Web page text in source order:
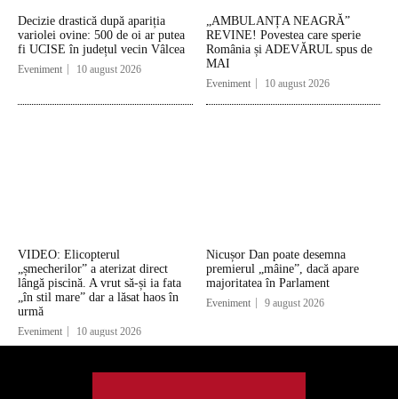
Decizie drastică după apariția
variolei ovine: 500 de oi ar putea
fi UCISE în județul vecin Vâlcea
Eveniment 10 august 2026
„AMBULANȚA NEAGRĂ”
REVINE! Povestea care sperie
România și ADEVĂRUL spus de
MAI
Eveniment 10 august 2026
VIDEO: Elicopterul
„șmecherilor” a aterizat direct
lângă piscină. A vrut să-și ia fata
„în stil mare” dar a lăsat haos în
urmă
Eveniment 10 august 2026
Nicușor Dan poate desemna
premierul „mâine”, dacă apare
majoritatea în Parlament
Eveniment 9 august 2026